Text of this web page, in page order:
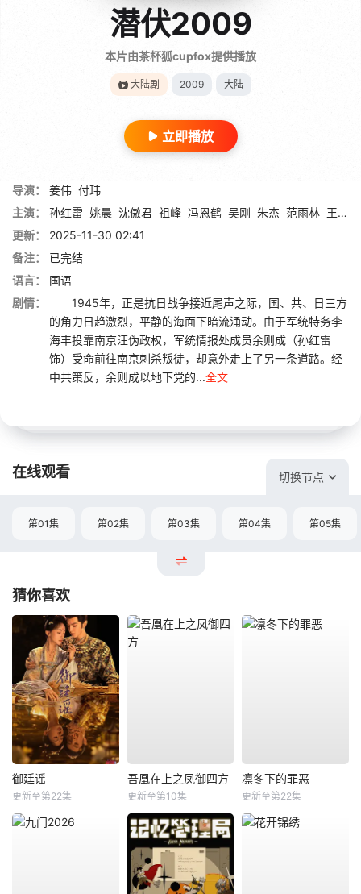
潜伏2009
本片由茶杯狐cupfox提供播放
大陆剧 2009 大陆
立即播放
导演： 姜伟 付玮
主演：
孙红雷 姚晨 沈傲君 祖峰 冯恩鹤 吴刚 朱杰 范雨林 王小毅
更新：
2025-11-30 02:41
备注：
已完结
语言：
国语
剧情：
1945年，正是抗日战争接近尾声之际，国、共、日三方
的角力日趋激烈，平静的海面下暗流涌动。由于军统特务李
海丰投靠南京汪伪政权，军统情报处成员余则成（孙红雷
饰）受命前往南京刺杀叛徒，却意外走上了另一条道路。经
中共策反，余则成以地下党的...全文
在线观看 切换节点
第01集 第02集 第03集 第04集 第05集
猜你喜欢
御廷谣
更新至第22集
吾凰在上之凤御四方
更新至第10集
凛冬下的罪恶
更新至第22集